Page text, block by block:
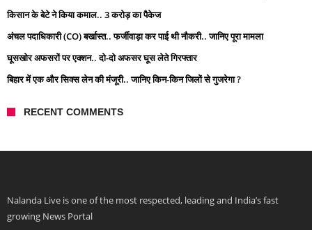
किसान के बेटे ने किया कमाल.. 3 करोड़ का पैकेज
अंचल पदाधिकारी (CO) बर्खास्त.. फर्जीवाड़ा कर पाई थी नौकरी.. जानिए पूरा मामला
घूसखोर अफसरों पर एक्शन.. दो-दो अफसर घूस लेते गिरफ्तार
बिहार में एक और सिक्स लेन की मंजूरी.. जानिए किन-किन जिलों से गुजरेगा ?
RECENT COMMENTS
Nalanda Live is one of the most respected, leading and India’s fast
growing News Portal